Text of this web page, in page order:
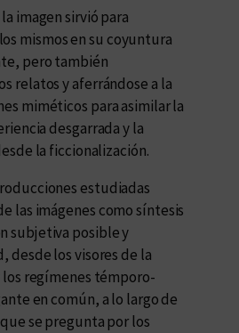
imagen sirvió para
mismos en su coyuntura
pero también
relatos y aferrándose a la
miméticos para asimilar la
desgarrada y la
la ficcionalización.
estudiadas
las imágenes como síntesis
subjetiva posible y
desde los visores de la
regímenes témporo-
en común, a lo largo de
se pregunta por los